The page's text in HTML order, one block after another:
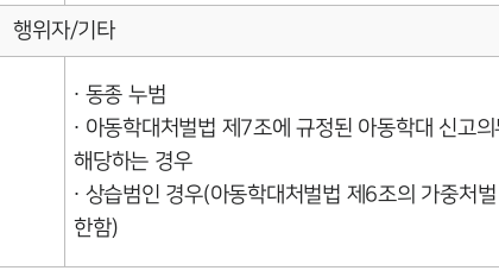
행위자/기타
∙ 동종 누범
∙ 아동학대처벌법 제7조에 규정된 아동학대 신고
해당하는 경우
∙ 상습범인 경우(아동학대처벌법 제6조의 가중처
한함)